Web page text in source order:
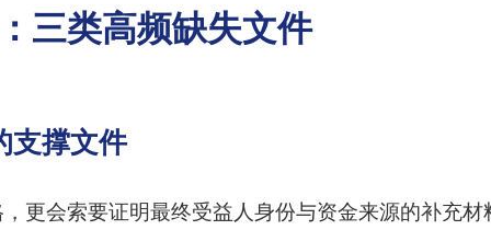
三类高频缺失文件
支撑文件
更会索要证明最终受益人身份与资金来源的补充